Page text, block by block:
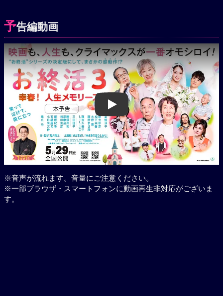
予告編動画
Play
※音声が流れます。音量にご注意ください。
※一部ブラウザ・スマートフォンに動画再生非対応がございま
す。